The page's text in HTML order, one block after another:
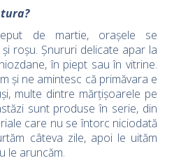
de martie, orașele se
roșu. Șnururi delicate apar la
în piept sau în vitrine.
și ne amintesc că primăvara e
multe dintre mărțișoarele pe
sunt produse în serie, din
care nu se întorc niciodată
câteva zile, apoi le uităm
le aruncăm.